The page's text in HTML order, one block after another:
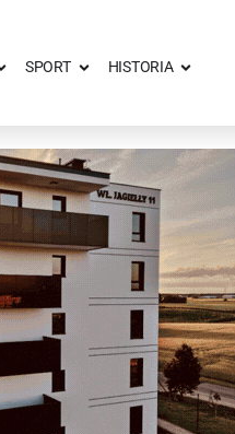
SPORT HISTORIA